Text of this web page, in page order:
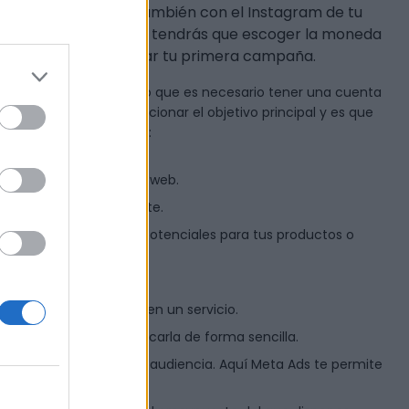
podrás asociar también con el Instagram de tu
para ello solo tendrás que escoger la moneda
a la obra para crear tu primera campaña.
Ads Manager (para lo que es necesario tener una cuenta
lo primero es seleccionar el objetivo principal y es que
lo que quieras lograr:
por ejemplo, tu sitio web.
publicaciones aumente.
de posibles clientes potenciales para tus productos o
ventas o registros en un servicio.
campaña para identificarla de forma sencilla.
es definir bien a tu audiencia. Aquí Meta Ads te permite